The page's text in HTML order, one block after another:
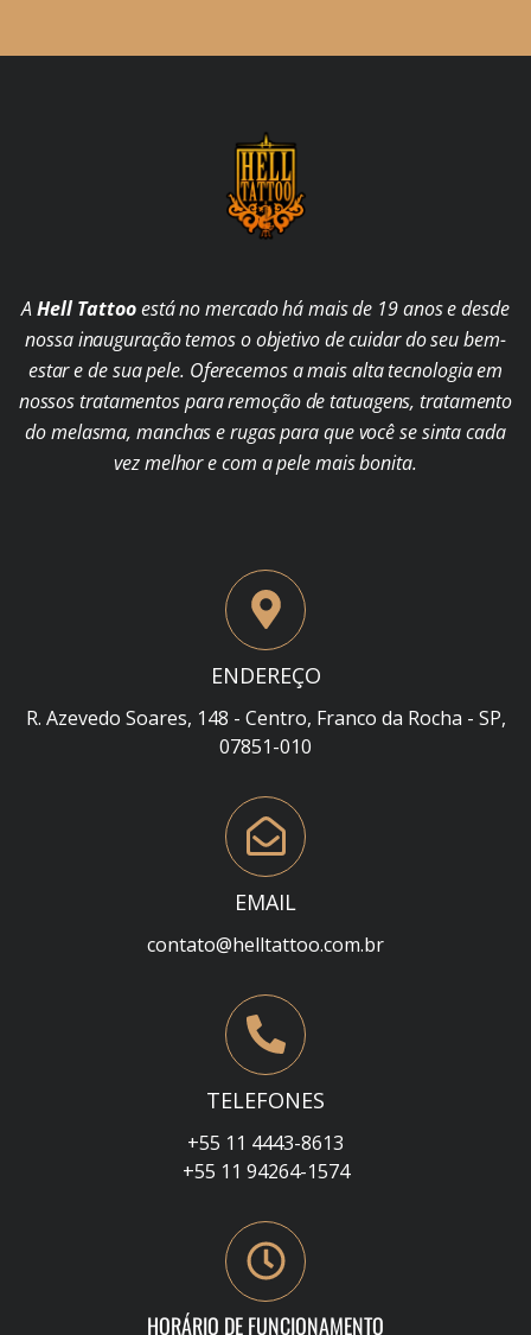
AHell Tattooestá no mercado há mais de 19 anos e desde
nossa inauguração temos o objetivo de cuidar do seu bem-
estar e de sua pele. Oferecemos a mais alta tecnologia em
nossos tratamentos para remoção de tatuagens, tratamento
do melasma, manchas e rugas para que você se sinta cada
vez melhor e com a pele mais bonita.
ENDEREÇO
R. Azevedo Soares, 148 - Centro, Franco da Rocha - SP,
07851-010
EMAIL
contato@helltattoo.com.br
TELEFONES
+55 11 4443-8613
+55 11 94264-1574
HORÁRIO DE FUNCIONAMENTO